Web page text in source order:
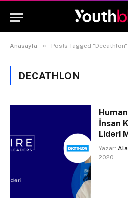
Anasayfa » Posts Tagged "Decathlon"
DECATHLON
İnsan
Lideri
Yazar:
2020